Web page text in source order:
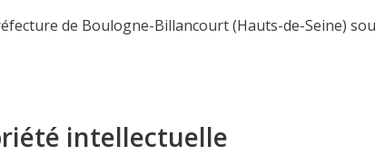
de Boulogne-Billancourt (Hauts-de-Seine)
intellectuelle